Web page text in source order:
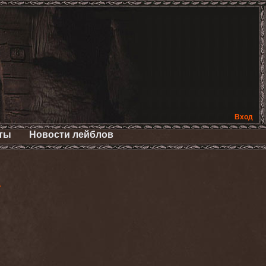
Вход
Новости лейблов